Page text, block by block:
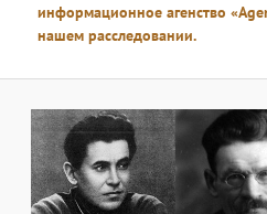
информационное агенство
нашем расследовании.